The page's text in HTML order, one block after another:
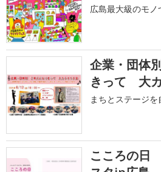
広島最大級のモノ
企業・団体
きって 大
まちとステージを
こころの日